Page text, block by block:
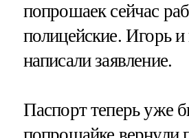
попрошаек сейчас
полицейские. Игорь
написали заявление.
Паспорт теперь уже